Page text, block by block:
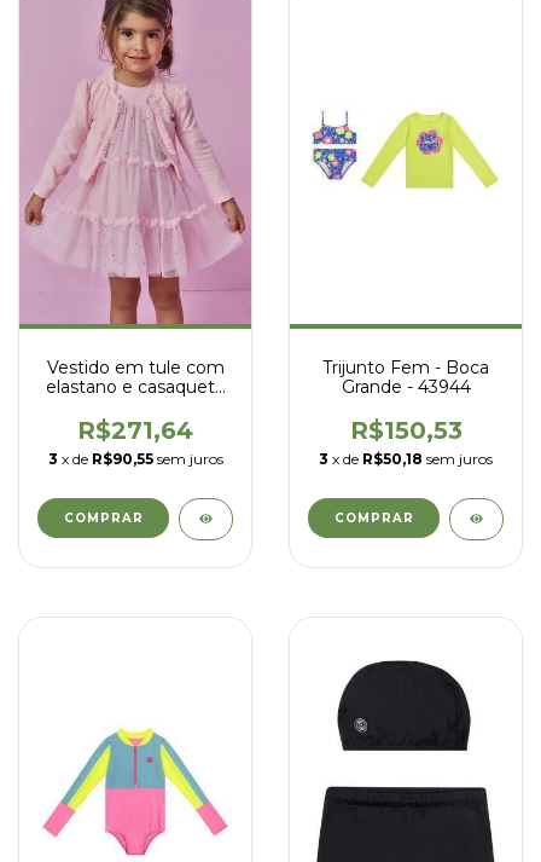
Vestido em tule com
elastano e casaqueto
92145
R$271,64
3 x de R$90,55 sem juros
COMPRAR
Trijunto Fem - Boca
Grande - 43944
R$150,53
3 x de R$50,18 sem juros
COMPRAR